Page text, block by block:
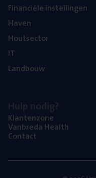
Finan­ci­ë­le instellingen
Haven
Hout­sec­tor
IT
Land­bouw
Klan­ten­zo­ne
Van­b­re­da Health
Con­tact